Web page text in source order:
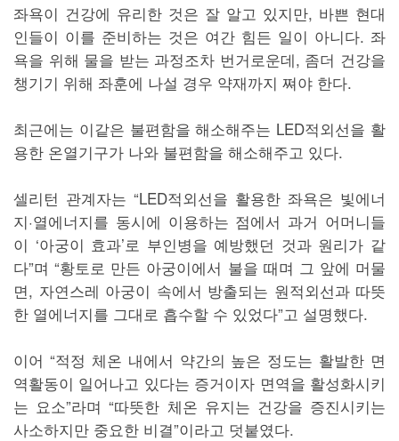
좌욕이 건강에 유리한 것은 잘 알고 있지만, 바쁜 현대
인들이 이를 준비하는 것은 여간 힘든 일이 아니다. 좌
욕을 위해 물을 받는 과정조차 번거로운데, 좀더 건강을
챙기기 위해 좌훈에 나설 경우 약재까지 쪄야 한다.
최근에는 이같은 불편함을 해소해주는 LED적외선을 활
용한 온열기구가 나와 불편함을 해소해주고 있다.
셀리턴 관계자는 “LED적외선을 활용한 좌욕은 빛에너
지·열에너지를 동시에 이용하는 점에서 과거 어머니들
이 ‘아궁이 효과’로 부인병을 예방했던 것과 원리가 같
다”며 “황토로 만든 아궁이에서 불을 때며 그 앞에 머물
면, 자연스레 아궁이 속에서 방출되는 원적외선과 따뜻
한 열에너지를 그대로 흡수할 수 있었다”고 설명했다.
이어 “적정 체온 내에서 약간의 높은 정도는 활발한 면
역활동이 일어나고 있다는 증거이자 면역을 활성화시키
는 요소”라며 “따뜻한 체온 유지는 건강을 증진시키는
사소하지만 중요한 비결”이라고 덧붙였다.